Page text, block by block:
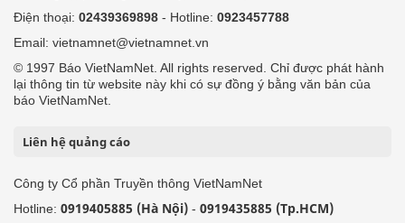
Điện thoại: 02439369898 - Hotline: 0923457788
Email: vietnamnet@vietnamnet.vn
© 1997 Báo VietNamNet. All rights reserved. Chỉ được phát hành
lại thông tin từ website này khi có sự đồng ý bằng văn bản của
báo VietNamNet.
Liên hệ quảng cáo
Công ty Cổ phần Truyền thông VietNamNet
Hotline: 0919405885 (Hà Nội) - 0919435885 (Tp.HCM)